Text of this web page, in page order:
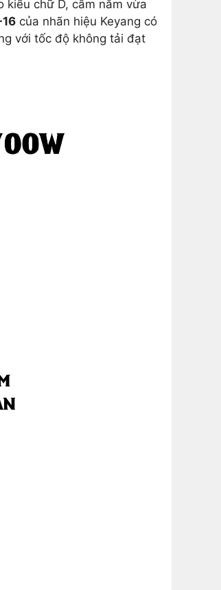
chữ D, cầm nắm vừa
của nhãn hiệu Keyang có
với tốc độ không tải đạt